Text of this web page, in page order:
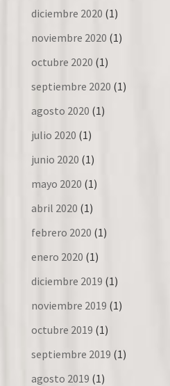
diciembre 2020 (1)
noviembre 2020 (1)
octubre 2020 (1)
septiembre 2020 (1)
agosto 2020 (1)
julio 2020 (1)
junio 2020 (1)
mayo 2020 (1)
abril 2020 (1)
febrero 2020 (1)
enero 2020 (1)
diciembre 2019 (1)
noviembre 2019 (1)
octubre 2019 (1)
septiembre 2019 (1)
agosto 2019 (1)